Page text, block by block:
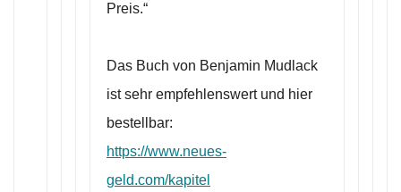
Preis.“
Das Buch von Benjamin Mudlack
ist sehr empfehlenswert und hier
bestellbar:
https://www.neues-
geld.com/kapitel